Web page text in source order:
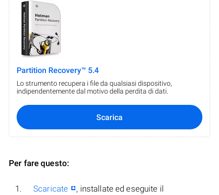
Partition Recovery™ 5.4
Lo strumento recupera i file da qualsiasi dispositivo,
indipendentemente dal motivo della perdita di dati.
Scarica
Per fare questo:
Scaricate
, installate ed eseguite il